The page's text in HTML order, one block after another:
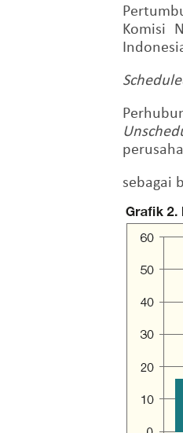
Komisi
sebagai